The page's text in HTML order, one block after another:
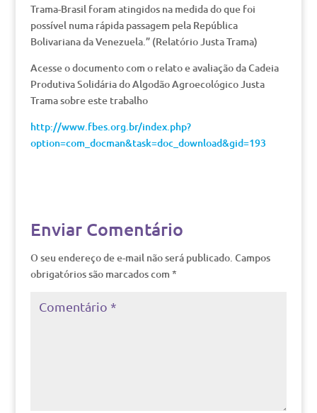
Trama-Brasil foram atingidos na medida do que foi
possível numa rápida passagem pela República
Bolivariana da Venezuela.” (Relatório Justa Trama)
Acesse o documento com o relato e avaliação da Cadeia
Produtiva Solidária do Algodão Agroecológico Justa
Trama sobre este trabalho
http://www.fbes.org.br/index.php?
option=com_docman&task=doc_download&gid=193
Enviar Comentário
O seu endereço de e-mail não será publicado. Campos
obrigatórios são marcados com *